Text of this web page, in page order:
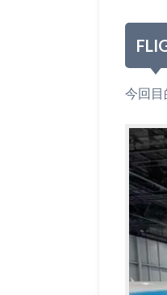
今回目